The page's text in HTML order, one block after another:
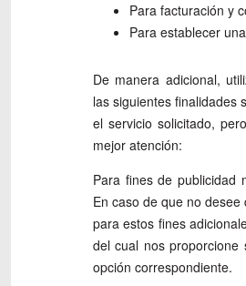
Para facturación y
Para establecer
De manera adicional,
las siguientes finalidades
el servicio solicitado,
mejor atención:
Para fines de publicidad
En caso de que no
para estos fines
del cual nos proporcione
opción correspondiente.